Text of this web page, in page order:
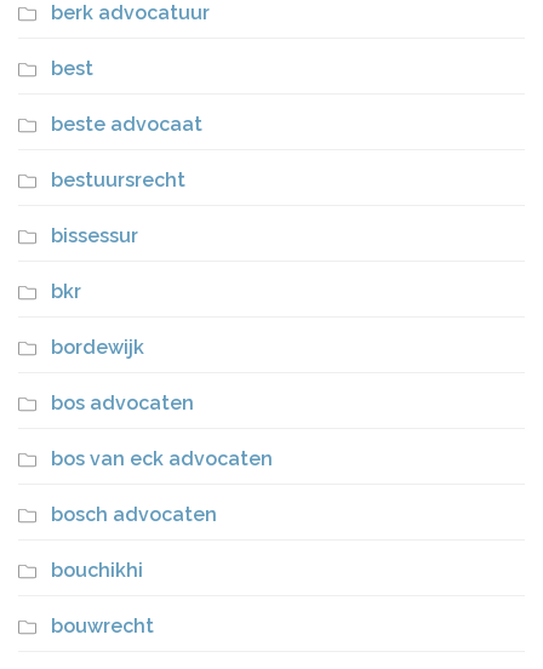
berk advocatuur
best
beste advocaat
bestuursrecht
bissessur
bkr
bordewijk
bos advocaten
bos van eck advocaten
bosch advocaten
bouchikhi
bouwrecht